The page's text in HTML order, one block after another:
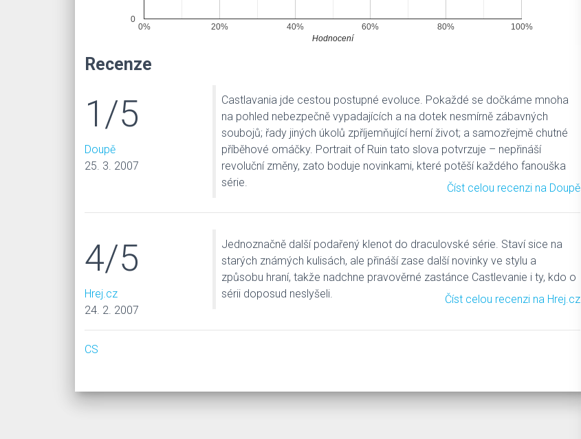
0% 20% 40% 60% 80% 100%
0
Hodnocení
Recenze
1/5
Doupě
25. 3. 2007
Castlavania jde cestou postupné evoluce. Pokaždé se dočkáme mnoha
na pohled nebezpečně vypadajících a na dotek nesmírně zábavných
soubojů; řady jiných úkolů zpříjemňující herní život; a samozřejmě chutné
příběhové omáčky. Portrait of Ruin tato slova potvrzuje – nepřináší
revoluční změny, zato boduje novinkami, které potěší každého fanouška
série.
Číst celou recenzi na Doupě
4/5
Hrej.cz
24. 2. 2007
Jednoznačně další podařený klenot do draculovské série. Staví sice na
starých známých kulisách, ale přináší zase další novinky ve stylu a
způsobu hraní, takže nadchne pravověrné zastánce Castlevanie i ty, kdo o
sérii doposud neslyšeli.
Číst celou recenzi na Hrej.cz
CS